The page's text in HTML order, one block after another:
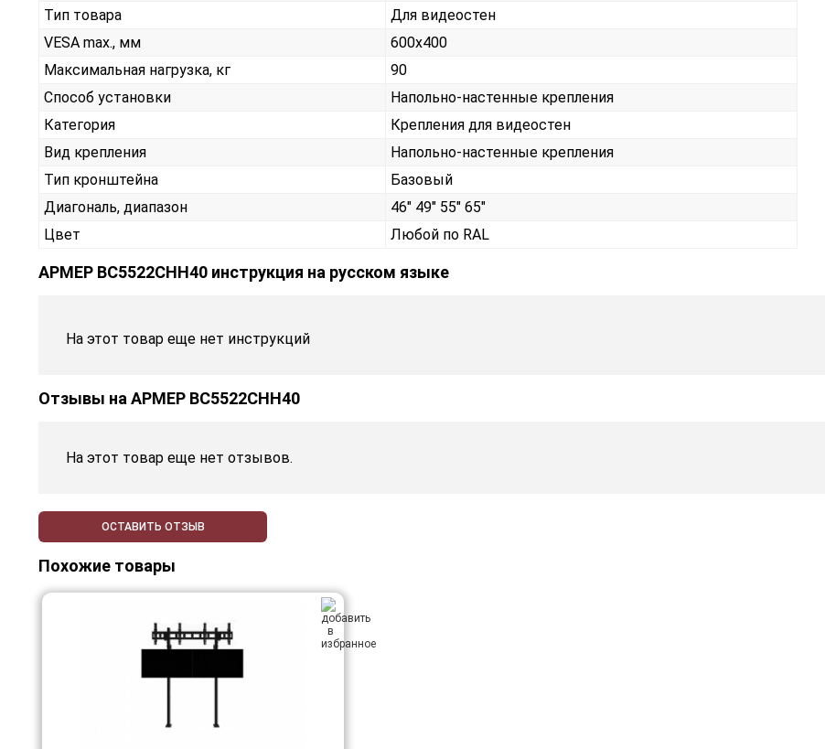
Тип товара
Для видеостен
VESA max., мм
600х400
Максимальная нагрузка, кг
90
Способ установки
Напольно-настенные крепления
Категория
Крепления для видеостен
Вид крепления
Напольно-настенные крепления
Тип кронштейна
Базовый
Диагональ, диапазон
46" 49" 55" 65"
Цвет
Любой по RAL
АРМЕР ВС5522СНН40 инструкция на русском языке
На этот товар еще нет инструкций
Отзывы на АРМЕР ВС5522СНН40
На этот товар еще нет отзывов.
ОСТАВИТЬ ОТЗЫВ
Похожие товары